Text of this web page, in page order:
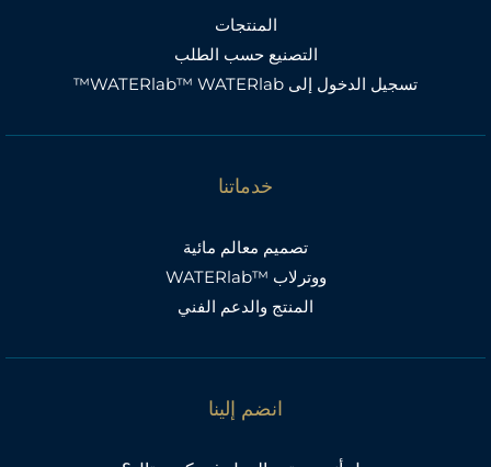
المنتجات
التصنيع حسب الطلب
تسجيل الدخول إلى WATERlab™ WATERlab™
خدماتنا
تصميم معالم مائية
ووترلاب ™WATERlab
المنتج والدعم الفني
انضم إلينا